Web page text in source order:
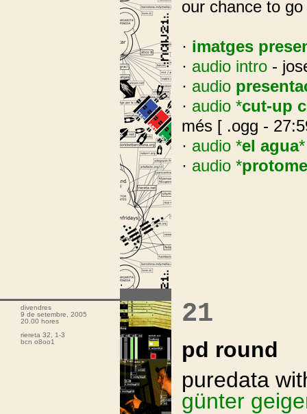
.
our chance to
· imatges
· audio intro -
· audio
· audio *cut-up
més [ .ogg -
· audio *el agua*
· audio *
divendres
9 de setembre, 2005
20.00 hores
riereta 32, 1-3
bcn o8oo1
21
pd round
puredata
günter